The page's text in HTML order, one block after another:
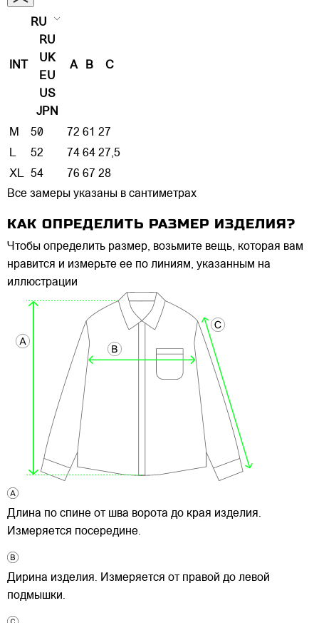
INT
RU
RU
UK
EU
US
JPN
A B C
M 50 72 61 27
L
52 74 64 27,5
XL 54 76 67 28
Все замеры указаны в сантиметрах
КАК ОПРЕДЕЛИТЬ РАЗМЕР ИЗДЕЛИЯ?
Чтобы определить размер, возьмите вещь, которая вам
нравится и измерьте ее по линиям, указанным на
иллюстрации
Длина по спине от шва ворота до края изделия.
Измеряется посередине.
Дирина изделия. Измеряется от правой до левой
подмышки.